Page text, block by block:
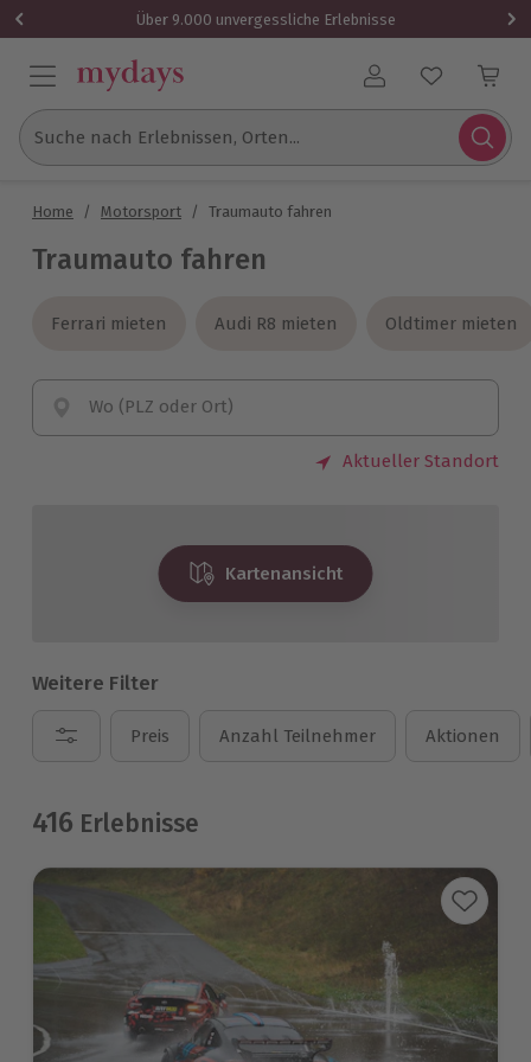
Über 9.000 unvergessliche Erlebnisse
Benutzerkonto
Suche nach Erlebnissen, Orten...
Home / Motorsport / Traumauto fahren
Traumauto fahren
Ferrari mieten
Ferrari mieten Audi R8 mieten
Audi R8 mieten Oldtimer mieten
Oldtimer mieten
Wo (PLZ oder Ort)
Aktueller Standort
Kartenansicht
Weitere Filter
Preis Anzahl Teilnehmer Aktionen
416 Erlebnisse